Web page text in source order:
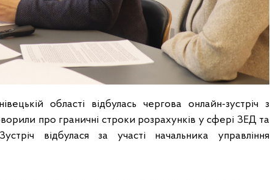
області відбулась чергова онлайн-зустріч з
про граничні строки розрахунків у сфері ЗЕД та
відбулася за участі начальника управління